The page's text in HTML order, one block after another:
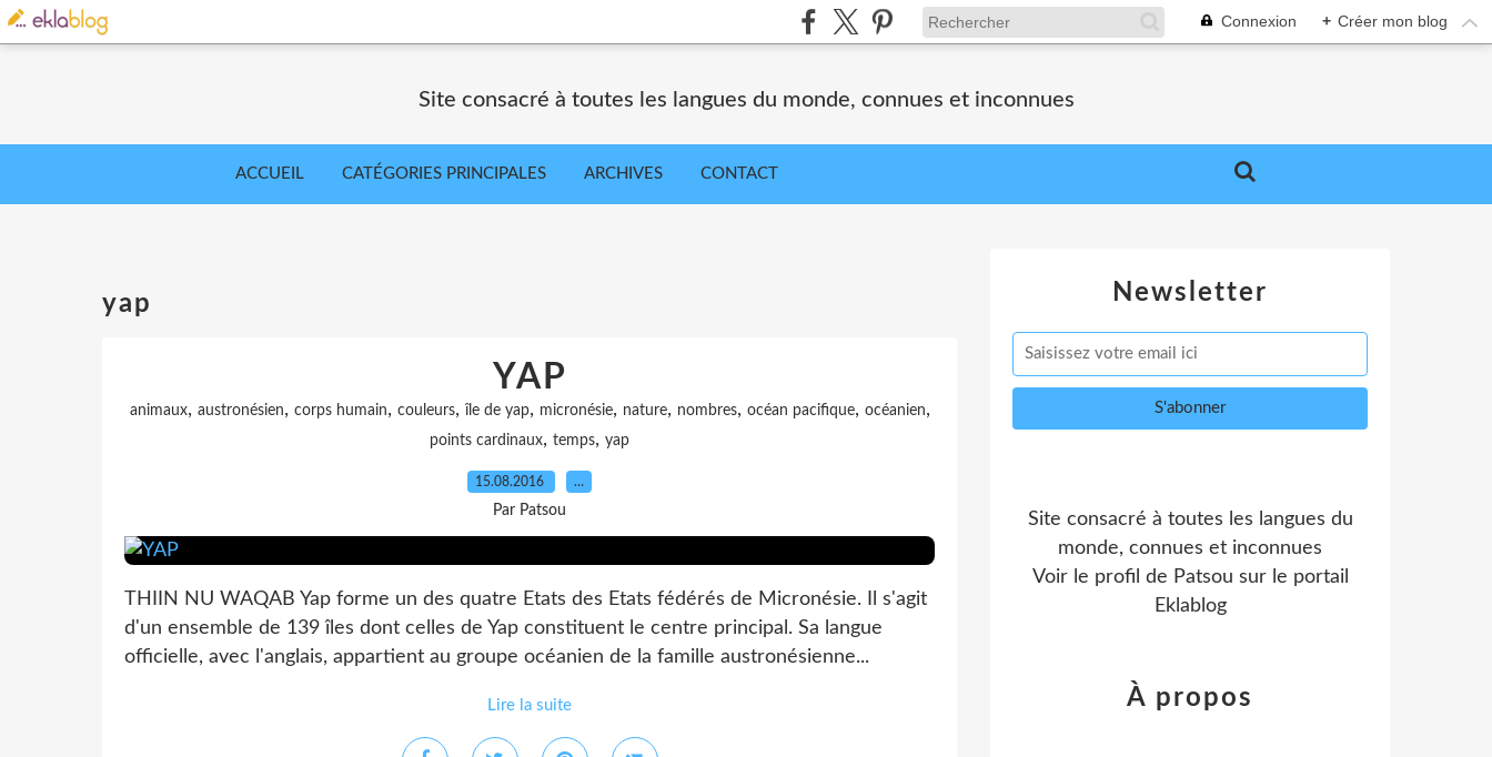
Connexion + Créer mon blog
Site consacré à toutes les langues du monde, connues et inconnues
ACCUEIL CATÉGORIES PRINCIPALES ARCHIVES CONTACT
yap
YAP
animaux, austronésien, corps humain, couleurs, île de yap, micronésie, nature, nombres, océan pacifique, océanien,
points cardinaux, temps, yap
15.08.2016 …
Par Patsou
THIIN NU WAQAB Yap forme un des quatre Etats des Etats fédérés de Micronésie. Il s'agit
d'un ensemble de 139 îles dont celles de Yap constituent le centre principal. Sa langue
officielle, avec l'anglais, appartient au groupe océanien de la famille austronésienne...
Lire la suite
Newsletter
Site consacré à toutes les langues du
monde, connues et inconnues
Voir le profil de Patsou sur le portail
Eklablog
À propos